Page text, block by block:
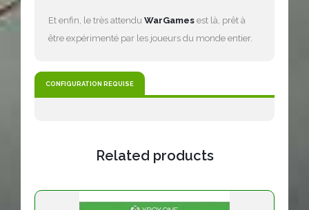
Et enfin, le très attendu WarGames est là, prêt à
être expérimenté par les joueurs du monde entier.
CONFIGURATION REQUISE
Related products